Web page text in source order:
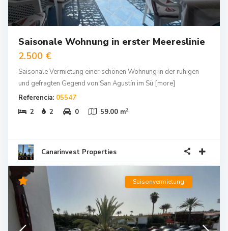
Saisonale Wohnung in erster Meereslinie
2.500 €
Saisonale Vermietung einer schönen Wohnung in der ruhigen
und gefragten Gegend von San Agustín im Sü [more]
Referencia: 05547
2
2 0 59.00 m2
Canarinvest Properties
Saisonvermietung